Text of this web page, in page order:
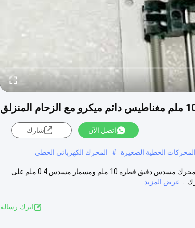
اتصل الآن شارك
الخطية الصغيرة # المحرك الكهربائي الخطي
محرك خطي بخط 10 ملم مغناطيس دائم ميكرو مع الزحام المنزلق VSM10152 هو محرك مسدس دقيق قطره 10 ملم ومسمار مسدس 0.4 ملم على
...
عرض المزيد
اترك رسالة